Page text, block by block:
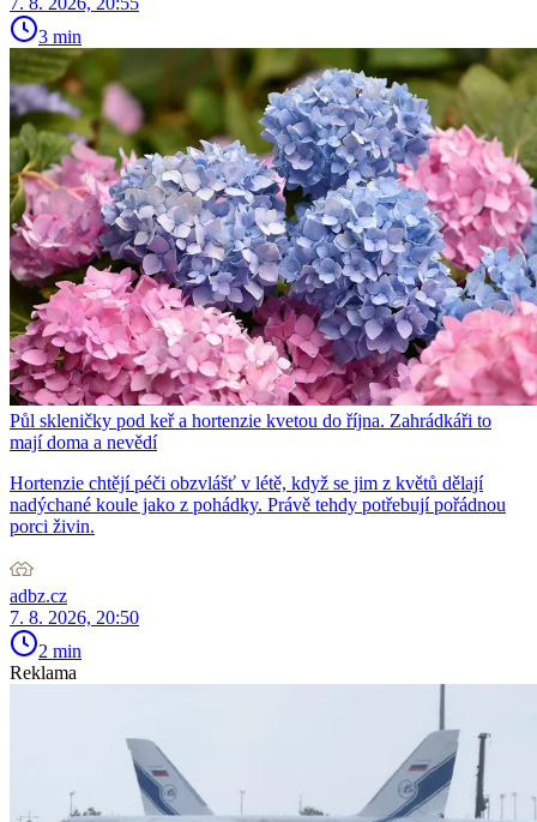
3 min
Půl skleničky pod keř a hortenzie kvetou do října. Zahrádkáři to
mají doma a nevědí
Hortenzie chtějí péči obzvlášť v létě, když se jim z květů dělají
nadýchané koule jako z pohádky. Právě tehdy potřebují pořádnou
porci živin.
adbz.cz
7. 8. 2026, 20:50
2 min
Reklama